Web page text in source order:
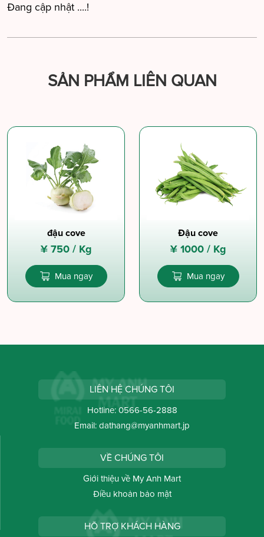
Đang cập nhật ....!
SẢN PHẨM LIÊN QUAN
đậu cove
¥ 750 / Kg
Mua ngay
Đậu cove
¥ 1000 / Kg
Mua ngay
LIÊN HỆ CHÚNG TÔI
Hotline: 0566-56-2888
Email: dathang@myanhmart.jp
VỀ CHÚNG TÔI
Giới thiệu về My Anh Mart
Điều khoản bảo mật
HỖ TRỢ KHÁCH HÀNG